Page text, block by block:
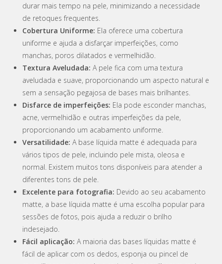
durar mais tempo na pele, minimizando a necessidade
de retoques frequentes.
Cobertura Uniforme: Ela oferece uma cobertura
uniforme e ajuda a disfarçar imperfeições, como
manchas, poros dilatados e vermelhidão.
Textura Aveludada: A pele fica com uma textura
aveludada e suave, proporcionando um aspecto natural e
sem a sensação pegajosa de bases mais brilhantes.
Disfarce de imperfeições: Ela pode esconder manchas,
acne, vermelhidão e outras imperfeições da pele,
proporcionando um acabamento uniforme.
Versatilidade: A base líquida matte é adequada para
vários tipos de pele, incluindo pele mista, oleosa e
normal. Existem muitos tons disponíveis para atender a
diferentes tons de pele.
Excelente para fotografia: Devido ao seu acabamento
matte, a base líquida matte é uma escolha popular para
sessões de fotos, pois ajuda a reduzir o brilho
indesejado.
Fácil aplicação: A maioria das bases líquidas matte é
fácil de aplicar com os dedos, esponja ou pincel de